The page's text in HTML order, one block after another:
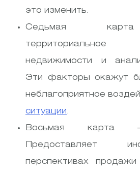
это изменить.
Седьмая
территориальное
недвижимости и
Эти факторы окажут
неблагоприятное
ситуации.
Восьмая карта
Предоставляет
перспективах